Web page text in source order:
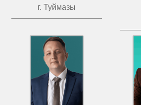
г. Туймазы